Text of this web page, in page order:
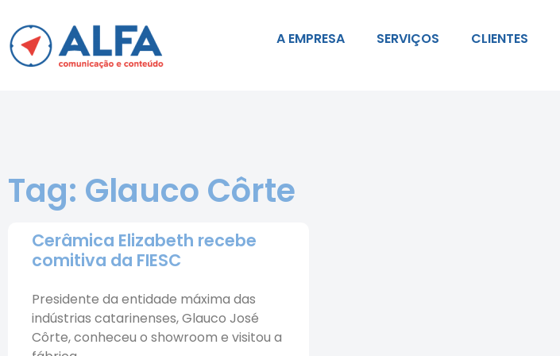
A EMPRESA SERVIÇOS CLIENTES
Tag: Glauco Côrte
Cerâmica Elizabeth recebe
comitiva da FIESC
Presidente da entidade máxima das
indústrias catarinenses, Glauco José
Côrte, conheceu o showroom e visitou a